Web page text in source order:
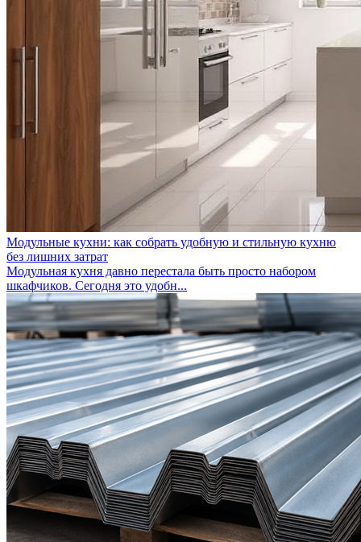
Модульные кухни: как собрать удобную и стильную кухню
без лишних затрат
Модульная кухня давно перестала быть просто набором
шкафчиков. Сегодня это удобн...